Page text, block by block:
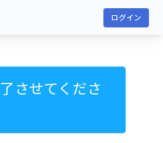
ログイン
させてくださ